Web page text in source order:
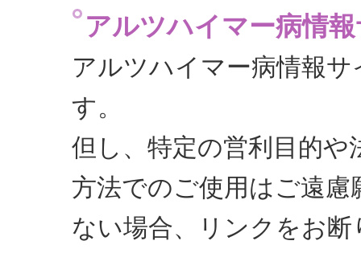
アルツハイマー病情
アルツハイマー病情報
す。
但し、特定の営利目的
方法でのご使用はご遠
ない場合、リンクをお